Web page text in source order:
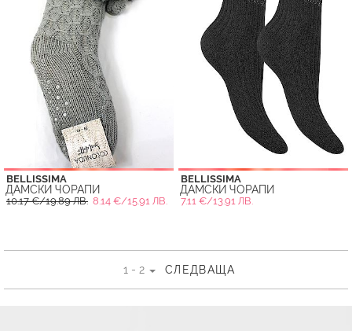
BELLISSIMA
ДАМСКИ ЧОРАПИ
10.17 €/19.89 ЛВ. 8.14 €/15.91 ЛВ.
BELLISSIMA
ДАМСКИ ЧОРАПИ
7.11 €/13.91 ЛВ.
1 - 2 СЛЕДВАЩА